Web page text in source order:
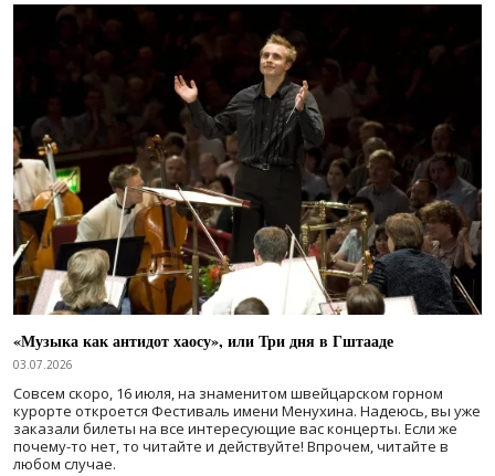
«Музыка как антидот хаосу», или Три дня в Гштааде
03.07.2026
Совсем скоро, 16 июля, на знаменитом швейцарском горном
курорте откроется Фестиваль имени Менухина. Надеюсь, вы уже
заказали билеты на все интересующие вас концерты. Если же
почему-то нет, то читайте и действуйте! Впрочем, читайте в
любом случае.